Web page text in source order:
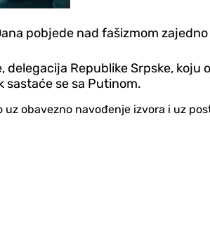
pobjede nad fašizmom
Republike Srpske,
sastaće se sa Putinom.
obavezno navođenje izvora i uz